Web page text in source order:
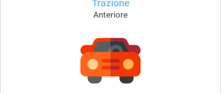
Trazione
Anteriore